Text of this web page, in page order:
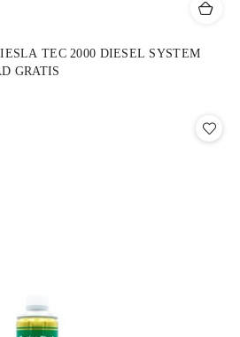
TEC 2000 DIESEL SYSTEM
GRATIS